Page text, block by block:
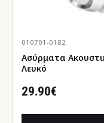
010701-0182
Ασύρματα
Λευκό
29.90€